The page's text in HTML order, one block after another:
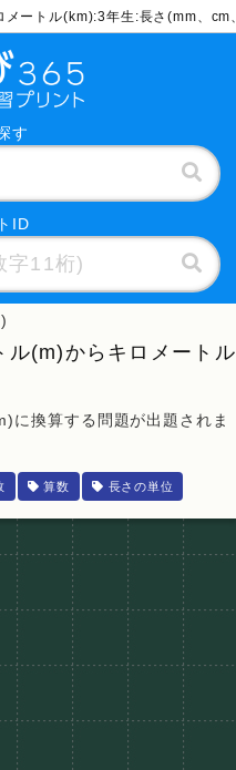
ートル(km):3年生:長さ(mm、
す
ID
ル(m)からキロメートル
に換算する問題が出題されま
算数 長さの単位